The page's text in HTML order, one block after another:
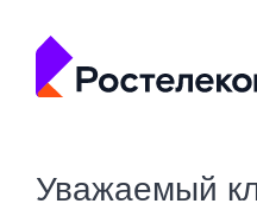
Уважаемый